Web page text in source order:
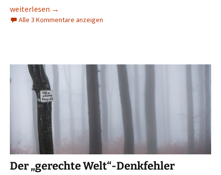
Beobachtungen zur Jobsuche. Subjektiv und anekdotisch.
weiterlesen →
Alle 3 Kommentare anzeigen
Der „gerechte Welt“-Denkfehler